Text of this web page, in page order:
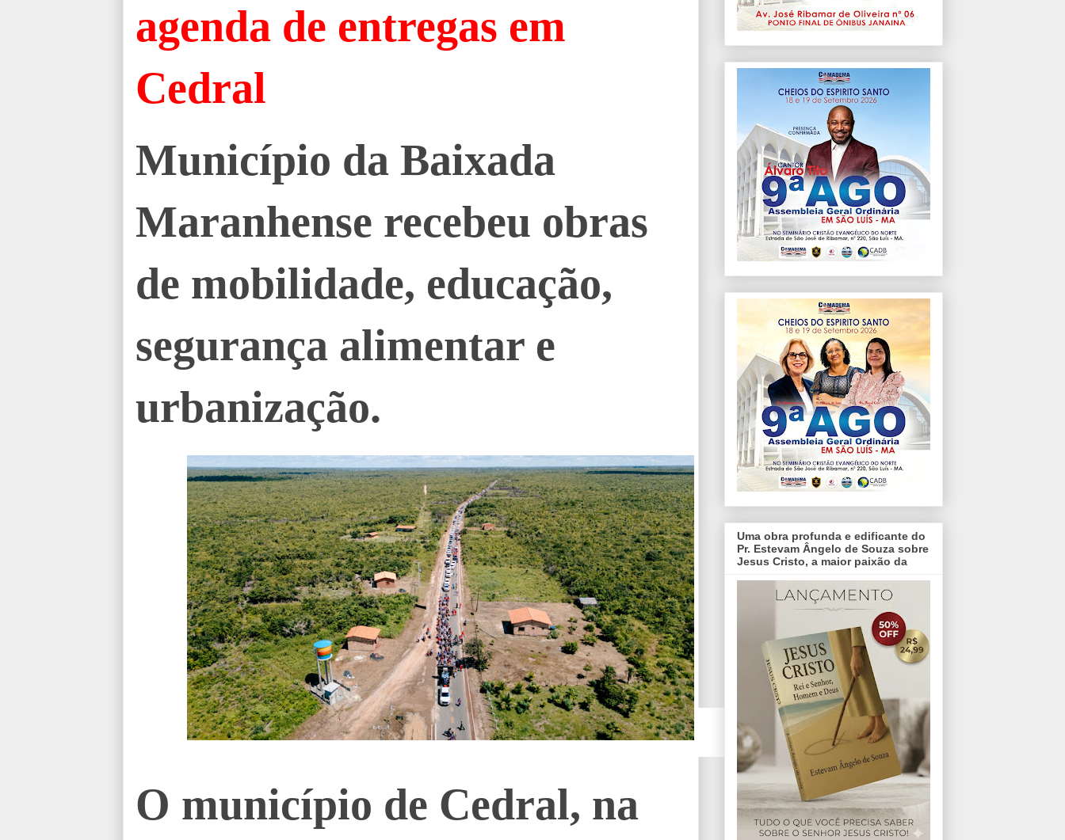
agenda de entregas em
Cedral
Município da Baixada
Maranhense recebeu obras
de mobilidade, educação,
segurança alimentar e
urbanização.
O município de Cedral, na
Uma obra profunda e edificante do
Pr. Estevam Ângelo de Souza sobre
Jesus Cristo, a maior paixão da